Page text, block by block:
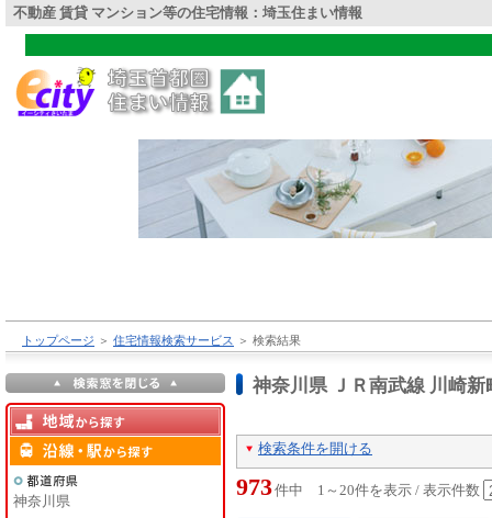
不動産 賃貸 マンション等の住宅情報：埼玉住まい情報
トップページ ＞ 住宅情報検索サービス ＞ 検索結果
神奈川県 ＪＲ南武線 川崎
検索条件を開ける
973件中 1～20件を表示 / 表示件数
神奈川県